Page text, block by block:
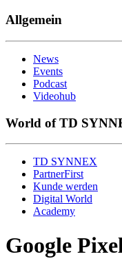
Allgemein
News
Events
Podcast
Videohub
World of TD
TD SYNNEX
PartnerFirst
Kunde werden
Digital World
Academy
Google